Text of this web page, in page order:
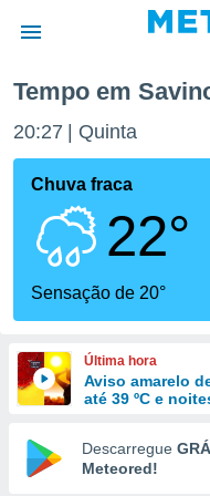
da
foi
fornecidas
a este
das
e
forma
digital
Tempo em
20:27 Quinta
Chuva fraca
22°
Sensação de 20°
Última hora
Aviso amarelo
até 39 ºC e
Descarregue
Meteored!